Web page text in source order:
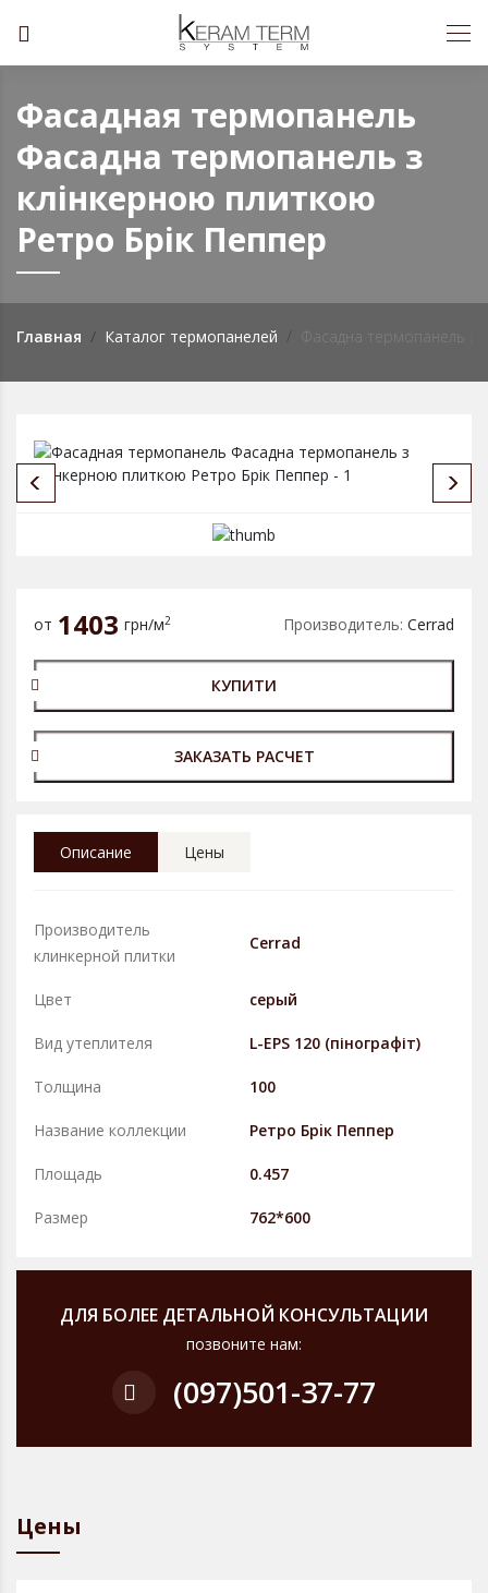
Фасадная термопанель
Фасадна термопанель з
клінкерною плиткою
Ретро Брiк Пеппер
Главная Каталог термопанелей Фасадна термопанель з
от 1403 грн/м2 Производитель: Cerrad
КУПИТИ
ЗАКАЗАТЬ РАСЧЕТ
Описание Цены
Производитель
клинкерной плитки
Cerrad
Цвет серый
Вид утеплителя L-EPS 120 (пінографіт)
Толщина 100
Название коллекции Ретро Брiк Пеппер
Площадь 0.457
Размер 762*600
ДЛЯ БОЛЕЕ ДЕТАЛЬНОЙ КОНСУЛЬТАЦИИ
позвоните нам:
(097)501-37-77
Цены